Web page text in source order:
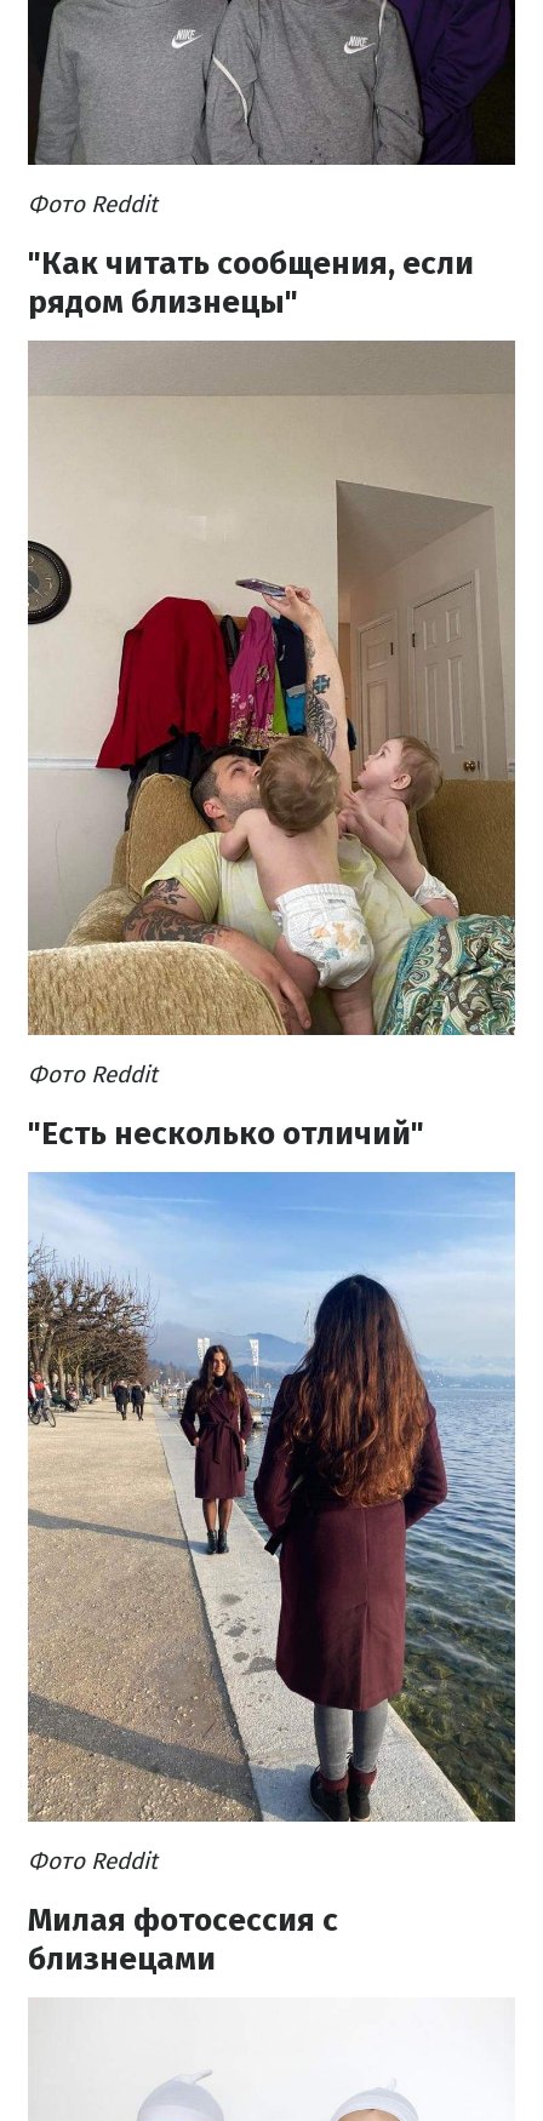
Фото Reddit
"Как читать сообщения, если
рядом близнецы"
Фото Reddit
"Есть несколько отличий"
Фото Reddit
Милая фотосессия с
близнецами